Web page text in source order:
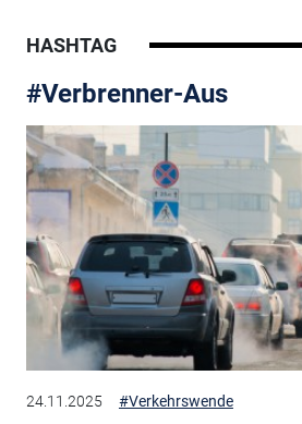
HASHTAG
#Verbrenner-Aus
24.11.2025 #Verkehrswende